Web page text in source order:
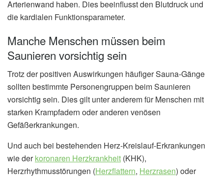
Arterienwand haben. Dies beeinflusst den Blutdruck und
die kardialen Funktionsparameter.
Manche Menschen müssen beim
Saunieren vorsichtig sein
Trotz der positiven Auswirkungen häufiger Sauna-Gänge
sollten bestimmte Personengruppen beim Saunieren
vorsichtig sein. Dies gilt unter anderem für Menschen mit
starken Krampfadern oder anderen venösen
Gefäßerkrankungen.
Und auch bei bestehenden Herz-Kreislauf-Erkrankungen
wie derkoronaren Herzkrankheit (KHK),
Herzrhythmusstörungen (Herzflattern, Herzrasen) oder